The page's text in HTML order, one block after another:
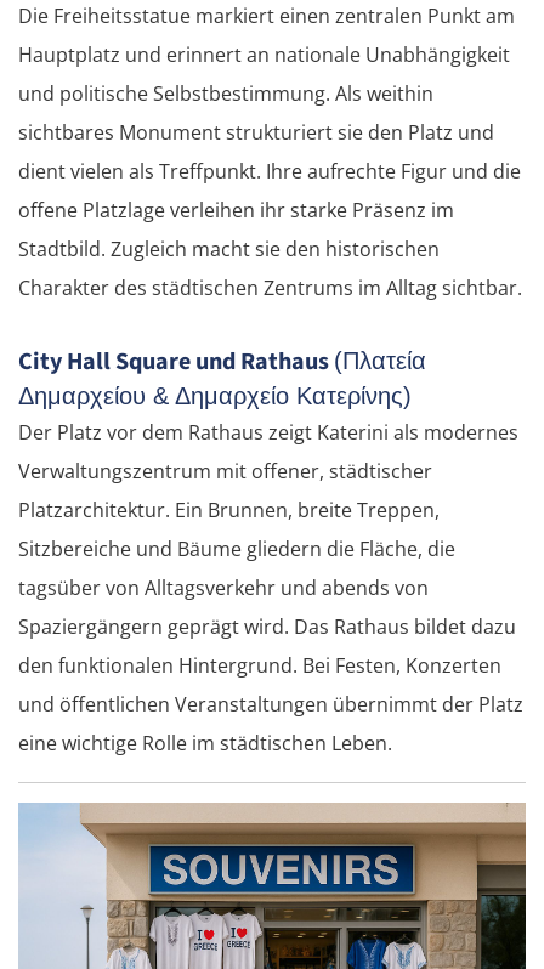
Die Freiheitsstatue markiert einen zentralen Punkt am
Hauptplatz und erinnert an nationale Unabhängigkeit
und politische Selbstbestimmung. Als weithin
sichtbares Monument strukturiert sie den Platz und
dient vielen als Treffpunkt. Ihre aufrechte Figur und die
offene Platzlage verleihen ihr starke Präsenz im
Stadtbild. Zugleich macht sie den historischen
Charakter des städtischen Zentrums im Alltag sichtbar.
City Hall Square und Rathaus (Πλατεία
Δημαρχείου & Δημαρχείο Κατερίνης)
Der Platz vor dem Rathaus zeigt Katerini als modernes
Verwaltungszentrum mit offener, städtischer
Platzarchitektur. Ein Brunnen, breite Treppen,
Sitzbereiche und Bäume gliedern die Fläche, die
tagsüber von Alltagsverkehr und abends von
Spaziergängern geprägt wird. Das Rathaus bildet dazu
den funktionalen Hintergrund. Bei Festen, Konzerten
und öffentlichen Veranstaltungen übernimmt der Platz
eine wichtige Rolle im städtischen Leben.